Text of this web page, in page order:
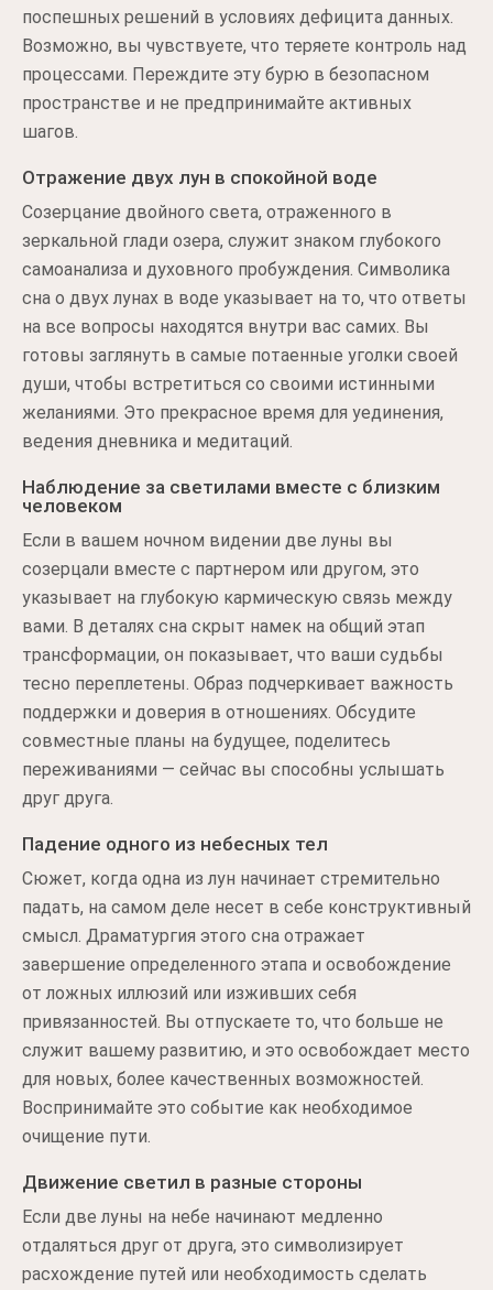
поспешных решений в условиях дефицита данных.
Возможно, вы чувствуете, что теряете контроль над
процессами. Переждите эту бурю в безопасном
пространстве и не предпринимайте активных
шагов.
Отражение двух лун в спокойной воде
Созерцание двойного света, отраженного в
зеркальной глади озера, служит знаком глубокого
самоанализа и духовного пробуждения. Символика
сна о двух лунах в воде указывает на то, что ответы
на все вопросы находятся внутри вас самих. Вы
готовы заглянуть в самые потаенные уголки своей
души, чтобы встретиться со своими истинными
желаниями. Это прекрасное время для уединения,
ведения дневника и медитаций.
Наблюдение за светилами вместе с близким
человеком
Если в вашем ночном видении две луны вы
созерцали вместе с партнером или другом, это
указывает на глубокую кармическую связь между
вами. В деталях сна скрыт намек на общий этап
трансформации, он показывает, что ваши судьбы
тесно переплетены. Образ подчеркивает важность
поддержки и доверия в отношениях. Обсудите
совместные планы на будущее, поделитесь
переживаниями — сейчас вы способны услышать
друг друга.
Падение одного из небесных тел
Сюжет, когда одна из лун начинает стремительно
падать, на самом деле несет в себе конструктивный
смысл. Драматургия этого сна отражает
завершение определенного этапа и освобождение
от ложных иллюзий или изживших себя
привязанностей. Вы отпускаете то, что больше не
служит вашему развитию, и это освобождает место
для новых, более качественных возможностей.
Воспринимайте это событие как необходимое
очищение пути.
Движение светил в разные стороны
Если две луны на небе начинают медленно
отдаляться друг от друга, это символизирует
расхождение путей или необходимость сделать